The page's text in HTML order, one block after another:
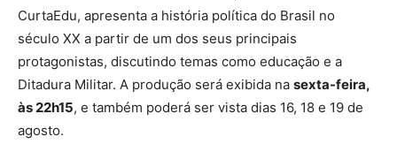
CurtaEdu, apresenta a história política do Brasil no
século XX a partir de um dos seus principais
protagonistas, discutindo temas como educação e a
Ditadura Militar. A produção será exibida na sexta-feira,
às 22h15, e também poderá ser vista dias 16, 18 e 19 de
agosto.